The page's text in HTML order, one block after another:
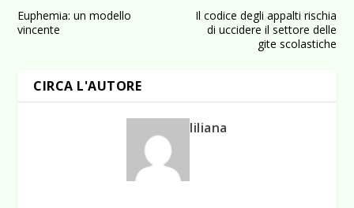
Euphemia: un modello
vincente
Il codice degli appalti rischia
di uccidere il settore delle
gite scolastiche
CIRCA L'AUTORE
liliana